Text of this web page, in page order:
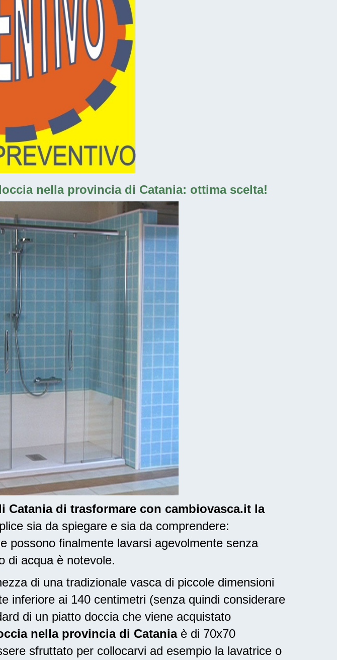
nella provincia di Catania: ottima scelta!
Catania di trasformare con cambiovasca.it la
sia da spiegare e sia da comprendere:
possono finalmente lavarsi agevolmente senza
di acqua è notevole.
di una tradizionale vasca di piccole dimensioni
inferiore ai 140 centimetri (senza quindi considerare
di un piatto doccia che viene acquistato
nella provincia di Cataniaè di 70x70
sfruttato per collocarvi ad esempio la lavatrice o